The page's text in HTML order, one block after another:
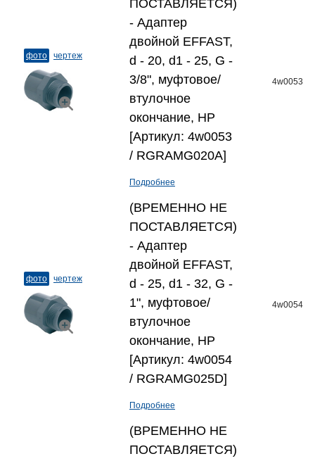
фото чертеж
ПОСТАВЛЯЕТСЯ)
- Адаптер
двойной EFFAST,
d - 20, d1 - 25, G -
3/8", муфтовое/
втулочное
окончание, НР
[Артикул: 4w0053
/ RGRAMG020A]
Подробнее
4w0053
фото чертеж
(ВРЕМЕННО НЕ
ПОСТАВЛЯЕТСЯ)
- Адаптер
двойной EFFAST,
d - 25, d1 - 32, G -
1", муфтовое/
втулочное
окончание, НР
[Артикул: 4w0054
/ RGRAMG025D]
Подробнее
4w0054
(ВРЕМЕННО НЕ
ПОСТАВЛЯЕТСЯ)